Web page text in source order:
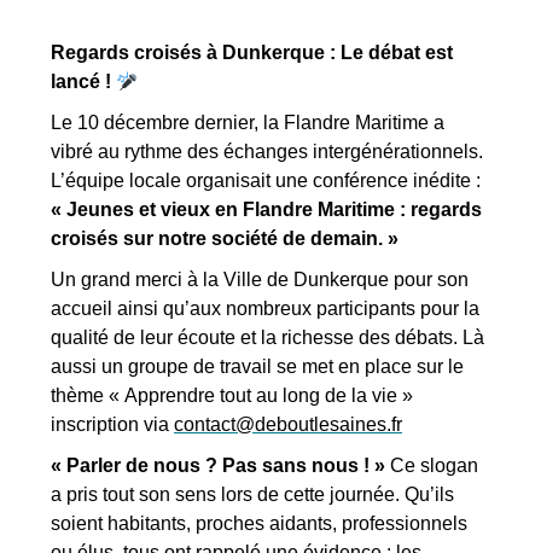
Regards croisés à Dunkerque : Le débat est
lancé !
Le 10 décembre dernier, la Flandre Maritime a
vibré au rythme des échanges intergénérationnels.
L’équipe locale organisait une conférence inédite :
« Jeunes et vieux en Flandre Maritime : regards
croisés sur notre société de demain. »
Un grand merci à la Ville de Dunkerque pour son
accueil ainsi qu’aux nombreux participants pour la
qualité de leur écoute et la richesse des débats. Là
aussi un groupe de travail se met en place sur le
thème « Apprendre tout au long de la vie »
inscription via contact@deboutlesaines.fr
« Parler de nous ? Pas sans nous ! » Ce slogan
a pris tout son sens lors de cette journée. Qu’ils
soient habitants, proches aidants, professionnels